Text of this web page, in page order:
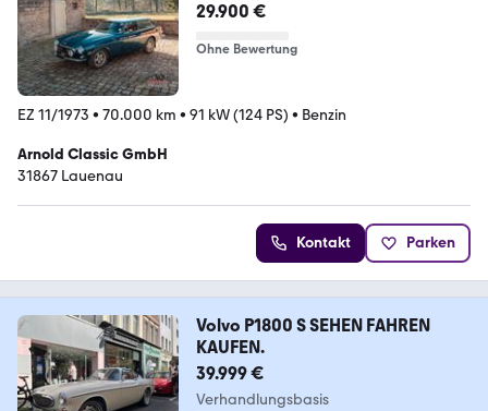
29.900 €
Ohne Bewertung
EZ 11/1973 • 70.000 km • 91 kW (124 PS) • Benzin
Arnold Classic GmbH
31867 Lauenau
Kontakt Parken
Volvo P1800 S SEHEN FAHREN
KAUFEN.
39.999 €
Verhandlungsbasis